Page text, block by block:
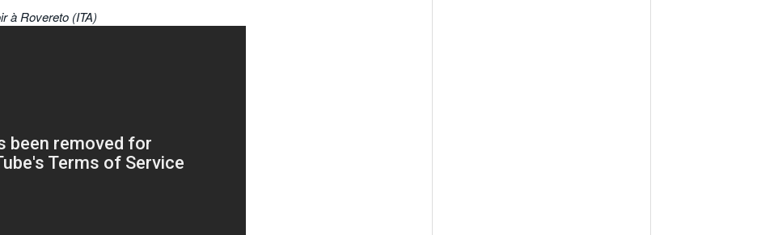
à Rovereto (ITA)